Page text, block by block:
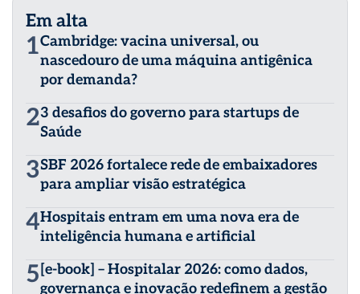
Em alta
1Cambridge: vacina universal, ou
nascedouro de uma máquina antigênica
por demanda?
23 desafios do governo para startups de
Saúde
3SBF 2026 fortalece rede de embaixadores
para ampliar visão estratégica
4Hospitais entram em uma nova era de
inteligência humana e artificial
5 [e-book] – Hospitalar 2026: como dados,
governança e inovação redefinem a gestão